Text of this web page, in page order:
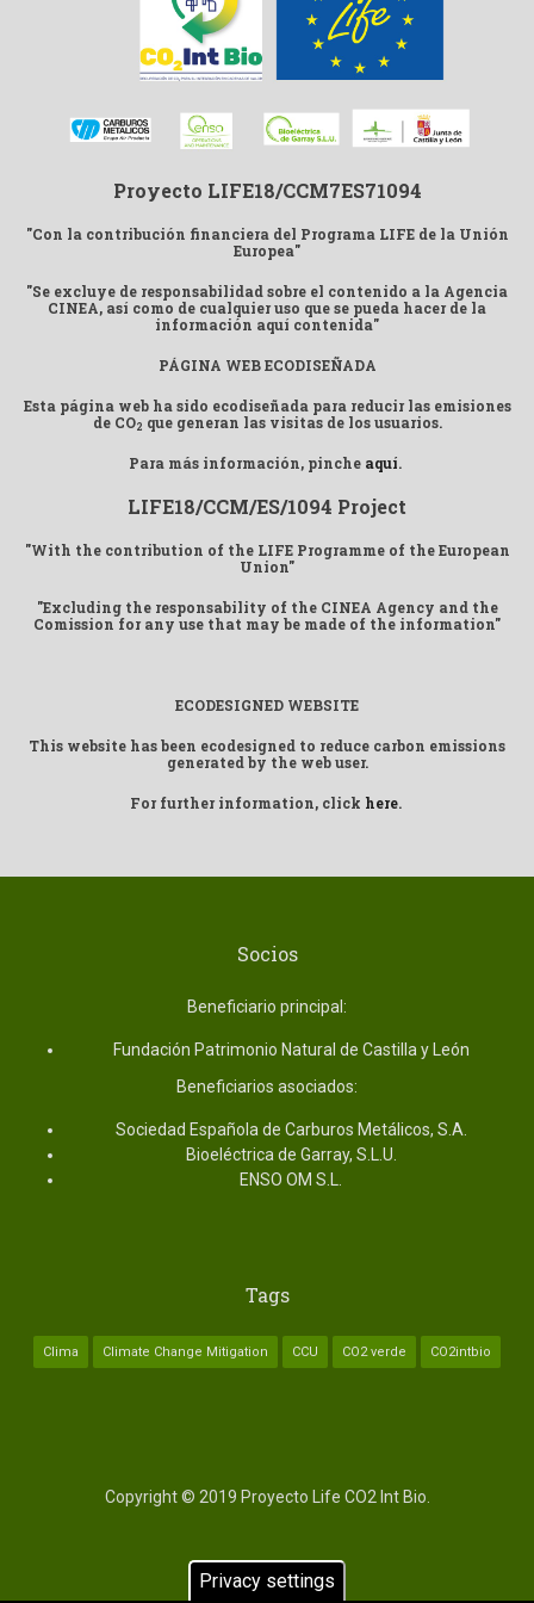
Proyecto LIFE18/CCM7ES71094
"Con la contribución financiera del Programa LIFE de la Unión
Europea"
"Se excluye de responsabilidad sobre el contenido a la Agencia
CINEA, así como de cualquier uso que se pueda hacer de la
información aquí contenida"
PÁGINA WEB ECODISEÑADA
Esta página web ha sido ecodiseñada para reducir las emisiones
de CO2 que generan las visitas de los usuarios.
Para más información, pinche aquí.
LIFE18/CCM/ES/1094 Project
"With the contribution of the LIFE Programme of the European
Union"
"Excluding the responsability of the CINEA Agency and the
Comission for any use that may be made of the information"
ECODESIGNED WEBSITE
This website has been ecodesigned to reduce carbon emissions
generated by the web user.
For further information, click here.
Socios
Beneficiario principal:
Fundación Patrimonio Natural de Castilla y León
Beneficiarios asociados:
Sociedad Española de Carburos Metálicos, S.A.
Bioeléctrica de Garray, S.L.U.
ENSO OM S.L.
Tags
Clima Climate Change Mitigation CCU CO2 verde CO2intbio
Copyright © 2019 Proyecto Life CO2 Int Bio.
HOME
Privacy settings